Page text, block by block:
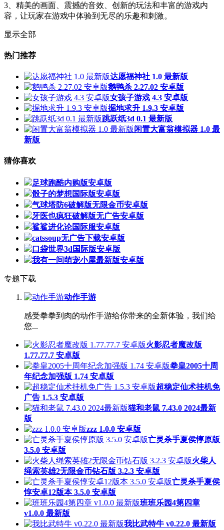
3、精美的画面、震撼的音效、创新的玩法和丰富的游戏内
容，让玩家在游戏中体验到无尽的乐趣和刺激。
显示全部
热门推荐
达愿福神社 1.0 最新版
鹅鸭杀 2.27.02 安卓版
女孩子游戏 4.3 安卓版
掘地求升 1.9.3 安卓版
跳跃纸3d 0.1 最新版
闲置大富翁模拟器 1.0 最
新版
猜你喜欢
足球跑酷内购版安卓版
骰子的梦想国际版安卓版
气球塔防6破解版无限金币安卓版
牙医也疯狂破解版无广告安卓版
鲨鲨进化论国际服安卓版
catssoup无广告下载安卓版
口袋世界3d国际版安卓版
我有一间萌宠小屋最新版安卓版
专题下载
动作手游
感受拳拳到肉的动作手游给你带来的全新体验，我们给
您...
火影忍者魔改版
1.77.77.7 安卓版
拳皇2005十周
年纪念加强版 1.74 安卓版
超稳定仙术挂机免
广告 1.5.3 安卓版
猫和老鼠 7.43.0 2024最新
版
zzz 1.0.0 安卓版
亡灵杀手夏侯惇原版
3.5.0 安卓版
火柴人
绳索英雄2无限金币钻石版 3.2.3 安卓版
亡灵杀手夏侯
惇安卓12版本 3.5.0 安卓版
班班乐园4第四章
v1.0.0 最新版
我比武特牛 v0.22.0 最新版